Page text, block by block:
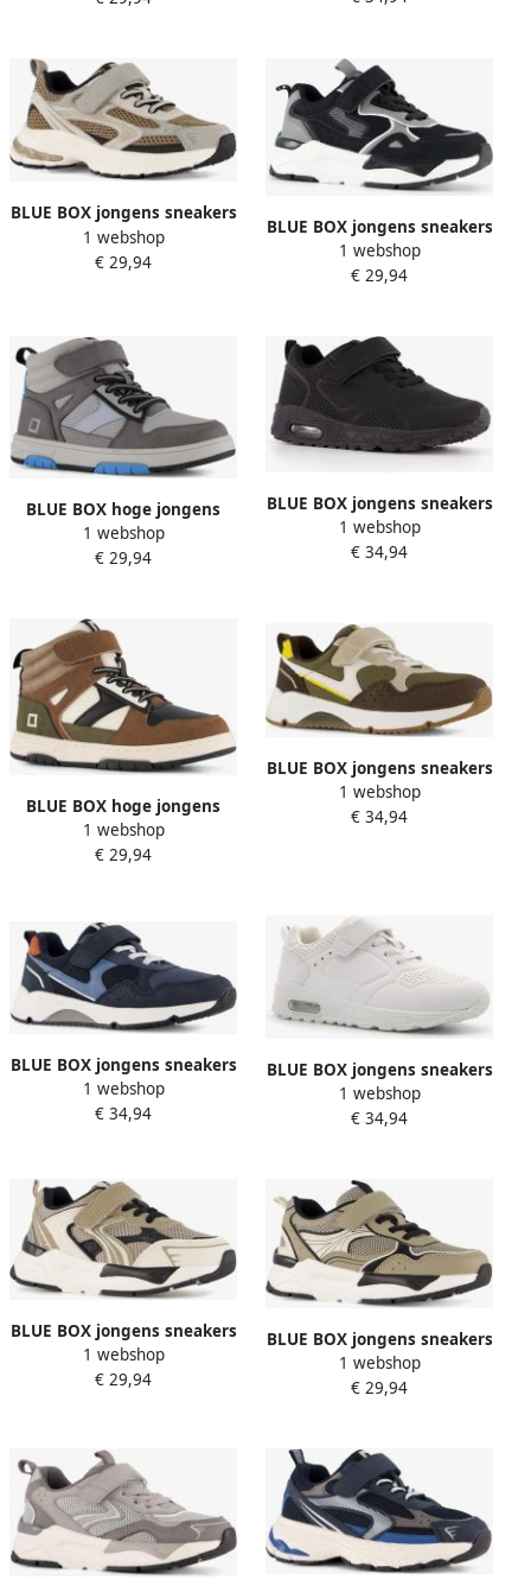
BLUE BOX jongens sneakers
bruin grijs Uitneembare
zool
1 webshop
€ 29,94
BLUE BOX jongens sneakers
zwart grijs
1 webshop
€ 29,94
BLUE BOX hoge jongens
sneakers grijs blauw
1 webshop
€ 29,94
BLUE BOX jongens sneakers
met airzool zwart
Uitneembare zool
1 webshop
€ 34,94
BLUE BOX hoge jongens
sneakers bruin groen
1 webshop
€ 29,94
BLUE BOX jongens sneakers
bruin groen
1 webshop
€ 34,94
BLUE BOX jongens sneakers
blauw
1 webshop
€ 34,94
BLUE BOX jongens sneakers
met airzool wit
1 webshop
€ 34,94
BLUE BOX jongens sneakers
kaki wit
1 webshop
€ 29,94
BLUE BOX jongens sneakers
taupe Grijs Uitneembare
zool
1 webshop
€ 29,94